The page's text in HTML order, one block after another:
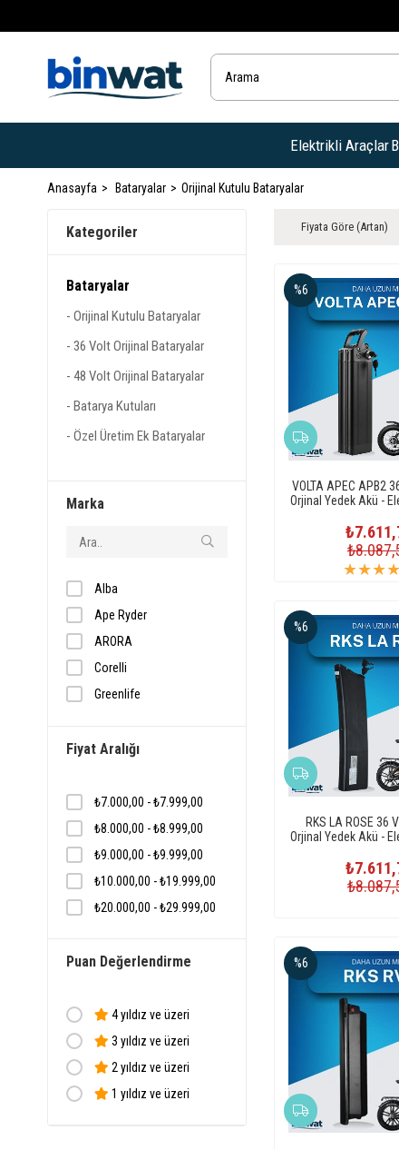
Elektrikli Araçlar
Anasayfa Bataryalar Orijinal Kutulu Bataryalar
Kategoriler
Bataryalar
Orijinal Kutulu Bataryalar
36 Volt Orijinal Bataryalar
48 Volt Orijinal Bataryalar
Batarya Kutuları
Özel Üretim Ek Bataryalar
Marka
Alba
Ape Ryder
ARORA
Corelli
Greenlife
Maserati
OLA
RKS
Roxform
Skyjet
Soultech
Volta
Fiyat Aralığı
₺7.000,00 - ₺7.999,00
₺8.000,00 - ₺8.999,00
₺9.000,00 - ₺9.999,00
₺10.000,00 - ₺19.999,00
₺20.000,00 - ₺29.999,00
Puan Değerlendirme
4 yıldız ve üzeri
3 yıldız ve üzeri
2 yıldız ve üzeri
1 yıldız ve üzeri
Fiyata Göre (Artan)
VOLTA APEC APB2
Orjinal Yedek Akü -
★★★★
%6
RKS LA ROSE 36
Orjinal Yedek Akü -
%6
%6